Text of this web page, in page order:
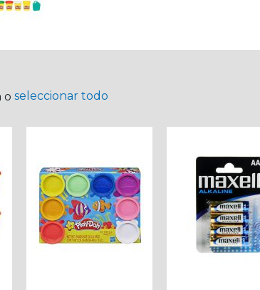
o seleccionar todo